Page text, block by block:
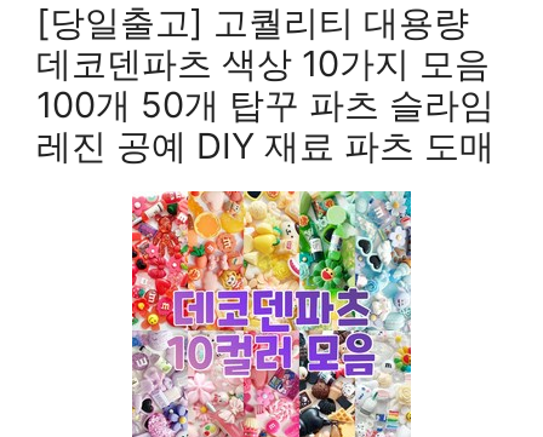
[당일출고] 고퀄리티 대용량
데코덴파츠 색상 10가지 모음
100개 50개 탑꾸 파츠 슬라임
레진 공예 DIY 재료 파츠 도매